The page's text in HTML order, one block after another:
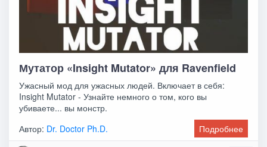
Мутатор «Insight Mutator» для Ravenfield
Ужасный мод для ужасных людей. Включает в себя:
Insight Mutator - Узнайте немного о том, кого вы
убиваете... вы монстр.
Автор: Dr. Doctor Ph.D. Подробнее